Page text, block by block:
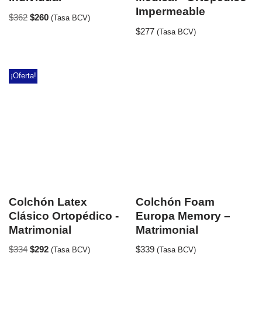
$362 $260 (Tasa BCV)
Impermeable
$277 (Tasa BCV)
¡Oferta!
Colchón Latex
Clásico Ortopédico -
Matrimonial
$334 $292 (Tasa BCV)
Colchón Foam
Europa Memory –
Matrimonial
$339 (Tasa BCV)